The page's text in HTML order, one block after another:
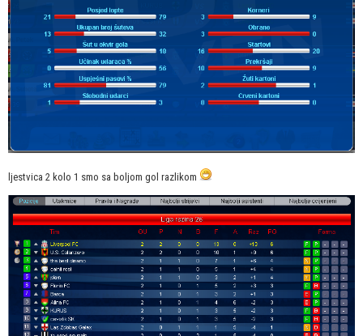
ljestvica 2 kolo 1 smo sa boljom gol razlikom